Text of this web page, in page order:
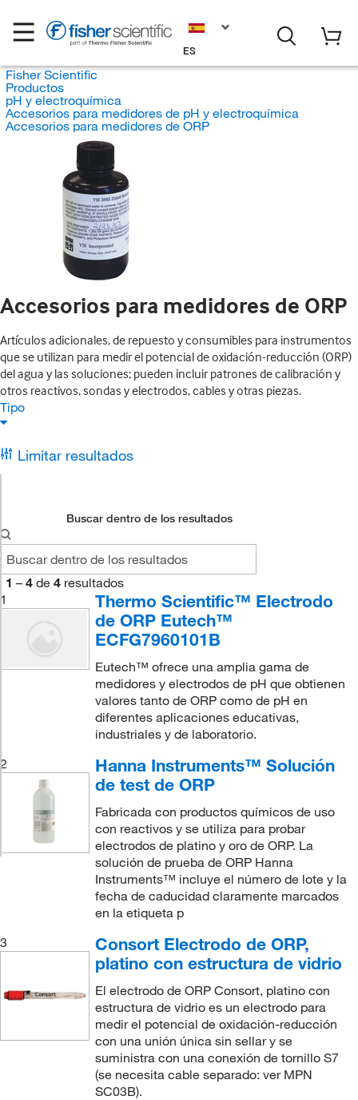
ES
Fisher Scientific
Productos
pH y electroquímica
Accesorios para medidores de pH y electroquímica
Accesorios para medidores de ORP
Accesorios para medidores de ORP
Artículos adicionales, de repuesto y consumibles para instrumentos
que se utilizan para medir el potencial de oxidación-reducción (ORP)
del agua y las soluciones; pueden incluir patrones de calibración y
otros reactivos, sondas y electrodos, cables y otras piezas.
Tipo
Limitar resultados
Buscar dentro de los resultados
1 – 4 de 4 resultados
1
Thermo Scientific™ Electrodo
de ORP Eutech™
ECFG7960101B
Eutech™ ofrece una amplia gama de
medidores y electrodos de pH que obtienen
valores tanto de ORP como de pH en
diferentes aplicaciones educativas,
industriales y de laboratorio.
2
Hanna Instruments™ Solución
de test de ORP
Fabricada con productos químicos de uso
con reactivos y se utiliza para probar
electrodos de platino y oro de ORP. La
solución de prueba de ORP Hanna
Instruments™ incluye el número de lote y la
fecha de caducidad claramente marcados
en la etiqueta p
3
Consort Electrodo de ORP,
platino con estructura de vidrio
El electrodo de ORP Consort, platino con
estructura de vidrio es un electrodo para
medir el potencial de oxidación-reducción
con una unión única sin sellar y se
suministra con una conexión de tornillo S7
(se necesita cable separado: ver MPN
SC03B).